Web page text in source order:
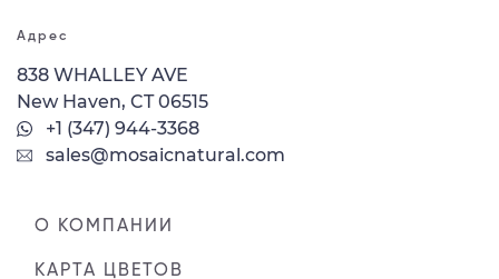
Адрес
838 WHALLEY AVE
New Haven, CT 06515
+1 (347) 944-3368
sales@mosaicnatural.com
О КОМПАНИИ
КАРТА ЦВЕТОВ